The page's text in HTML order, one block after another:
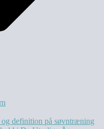
definition på søvntræning